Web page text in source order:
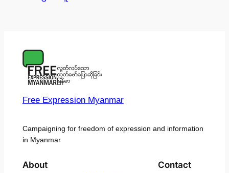
Free Expression Myanmar
Campaigning for freedom of expression and information
in Myanmar
About Contact